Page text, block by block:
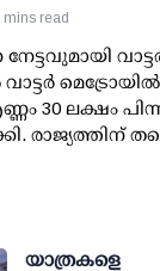
mins read
വാട്ടര്‍
30 ലക്ഷം
രാജ്യത്തിന്
യാത്രകളെ